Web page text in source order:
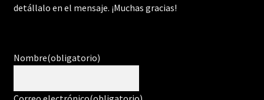
detállalo en el mensaje. ¡Muchas gracias!
Nombre(obligatorio)